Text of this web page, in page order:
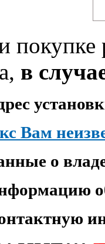
покупке
в
Вам
о